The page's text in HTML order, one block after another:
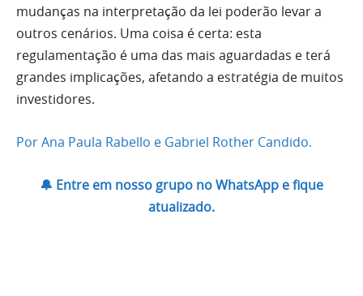
mudanças na interpretação da lei poderão levar a
outros cenários. Uma coisa é certa: esta
regulamentação é uma das mais aguardadas e terá
grandes implicações, afetando a estratégia de muitos
investidores.
Por Ana Paula Rabello e Gabriel Rother Candido.
🔔 Entre em nosso grupo no WhatsApp e fique
atualizado.